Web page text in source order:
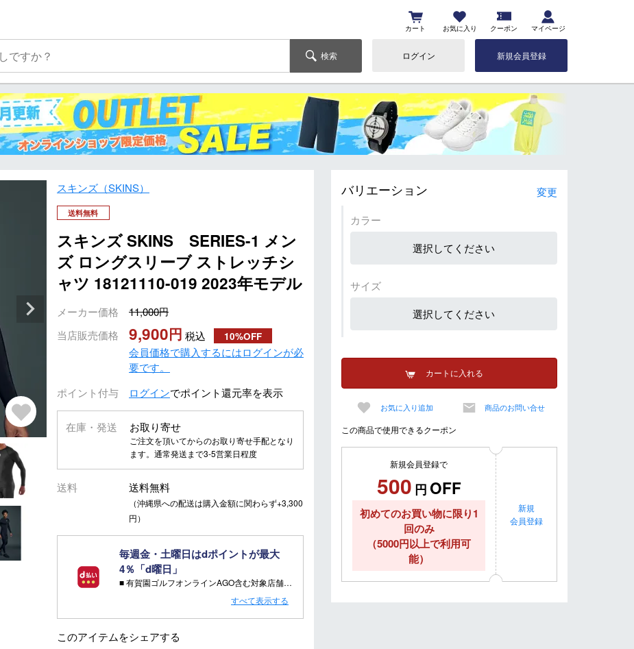
カート お気に入り クーポン マイページ
検索 ログイン 新規会員登録
スキンズ（SKINS）
送料無料
スキンズ SKINS SERIES-1 メン
ズ ロングスリーブ ストレッチシ
ャツ 18121110-019 2023年モデル
メーカー価格
11,000
当店販売価格
9,900 税込 10%OFF
会員価格で購入するにはログインが必
要です。
ポイント付与
ログインでポイント還元率を表示
在庫・発送 お取り寄せ
ご注文を頂いてからのお取り寄せ手配となり
ます。通常発送まで3-5営業日程度
送料 送料無料
（沖縄県への配送は購入金額に関わらず+3,300
円）
毎週金・土曜日はdポイントが最大
4％「d曜日」
■ 有賀園ゴルフオンラインAGO含む対象店舗で金・土曜日にd支払いをすると dポイントが最大4％
さらに！AGOに会員登録（ログイン）すると決済方法に関わらず、会員ランクに応じて有賀園ポイントも還元
■ キャンペーン期間：毎週 金・土曜日 AM 0:00 - PM 23:59
すべて表示する
このアイテムをシェアする
バリエーション
変更
カラー
選択してください
サイズ
選択してください
カートに入れる
お気に入り追加 商品のお問い合せ
この商品で使用できるクーポン
新規会員登録で
500 円 OFF
初めてのお買い物に限り1
回のみ
（5000円以上で利用可
能）
新規
会員登録